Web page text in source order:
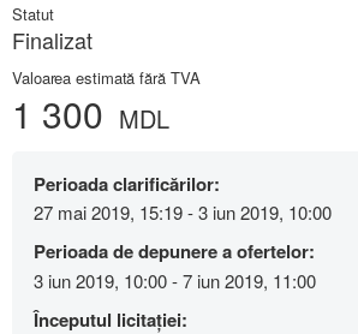
Statut
Finalizat
Valoarea estimată fără TVA
1 300 MDL
Perioada clarificărilor:
27 mai 2019, 15:19 - 3 iun 2019, 10:00
Perioada de depunere a ofertelor:
3 iun 2019, 10:00 - 7 iun 2019, 11:00
Începutul licitației: